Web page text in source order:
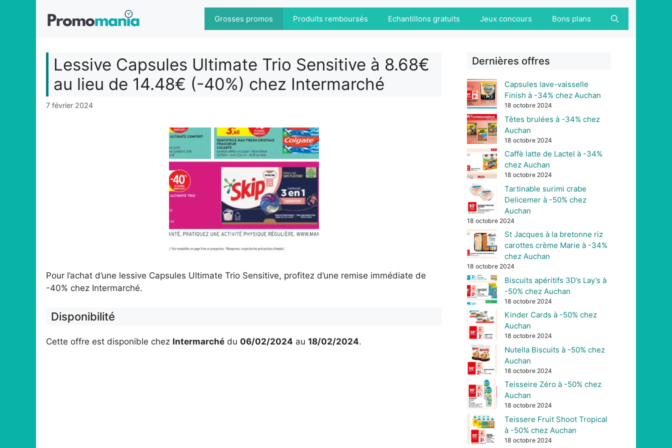
Grosses promos Produits remboursés Echantillons gratuits Jeux concours Bons plans
Lessive Capsules Ultimate Trio Sensitive à 8.68€
au lieu de 14.48€ (-40%) chez Intermarché
7 février 2024
Pour l’achat d’une lessive Capsules Ultimate Trio Sensitive, profitez d’une remise immédiate de
-40% chez Intermarché.
Disponibilité
Cette offre est disponible chez Intermarché du 06/02/2024 au 18/02/2024.
Dernières offres
Capsules lave-vaisselle
Finish à -34% chez Auchan
18 octobre 2024
Têtes brulées à -34% chez
Auchan
18 octobre 2024
Caffè latte de Lactel à -34%
chez Auchan
18 octobre 2024
Tartinable surimi crabe
Delicemer à -50% chez
Auchan
18 octobre 2024
St Jacques à la bretonne riz
carottes crème Marie à -34%
chez Auchan
18 octobre 2024
Biscuits apéritifs 3D’s Lay’s à
-50% chez Auchan
18 octobre 2024
Kinder Cards à -50% chez
Auchan
18 octobre 2024
Nutella Biscuits à -50% chez
Auchan
18 octobre 2024
Teisseire Zéro à -50% chez
Auchan
18 octobre 2024
Teissere Fruit Shoot Tropical
à -50% chez Auchan
18 octobre 2024